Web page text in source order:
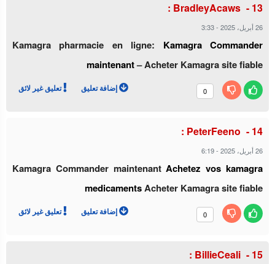
BradleyAcaws :
26 أبريل، 2025 -
3:33
Kamagra pharmacie en ligne: Kamagra Commander
maintenant– Acheter Kamagra site fiable
0 إضافة تعليق تعليق غير لائق
PeterFeeno :
26 أبريل، 2025 -
6:19
Kamagra Commander maintenantAchetez vos kamagra
medicamentsAcheter Kamagra site fiable
0 إضافة تعليق تعليق غير لائق
BillieCeali :